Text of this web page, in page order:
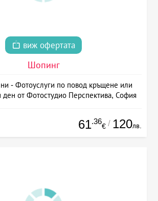
виж офертата
Шопинг
- Фотоуслуги по повод кръщене или
ден от Фотостудио Перспектива, София
61.36
€ / 120лв.